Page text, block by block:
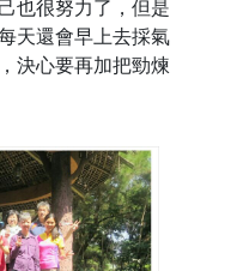
也很努力了，但是
天還會早上去採氣
決心要再加把勁煉